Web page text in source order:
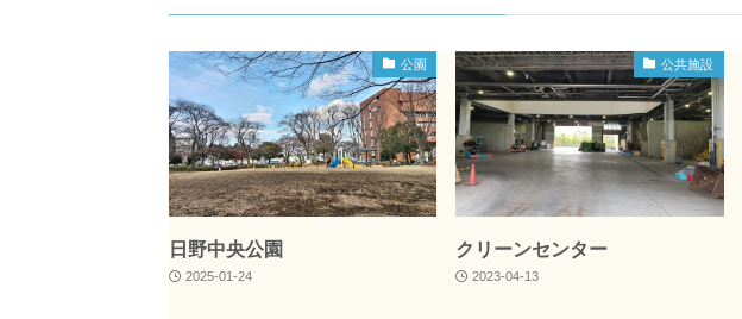
公園
日野中央公園
2025-01-24
公共施設
クリーンセンター
2023-04-13